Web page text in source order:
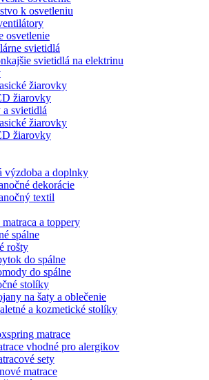
k osvetleniu
osvetlenie
svietidlá
svietidlá na elektrinu
žiarovky
žiarovky
svietidlá
žiarovky
žiarovky
výzdoba a doplnky
dekorácie
textil
a toppery
spálne
rošty
do spálne
do spálne
stolíky
na šaty a oblečenie
a kozmetické stolíky
matrace
vhodné pro alergikov
sety
matrace